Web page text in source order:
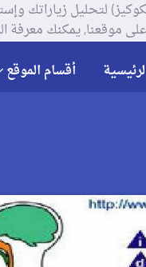
يمكنك معرفة
أقسام الموقع